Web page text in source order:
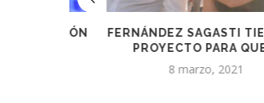
FERNÁNDEZ SAGASTI TIENE UN
PROYECTO PARA QUE...
8 marzo, 2021